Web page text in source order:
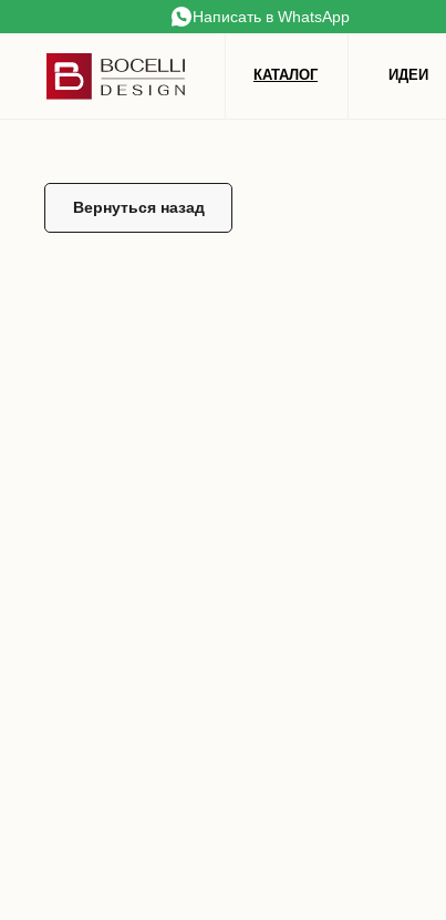
Написать в WhatsApp
КАТАЛОГ ИДЕИ
Вернуться назад